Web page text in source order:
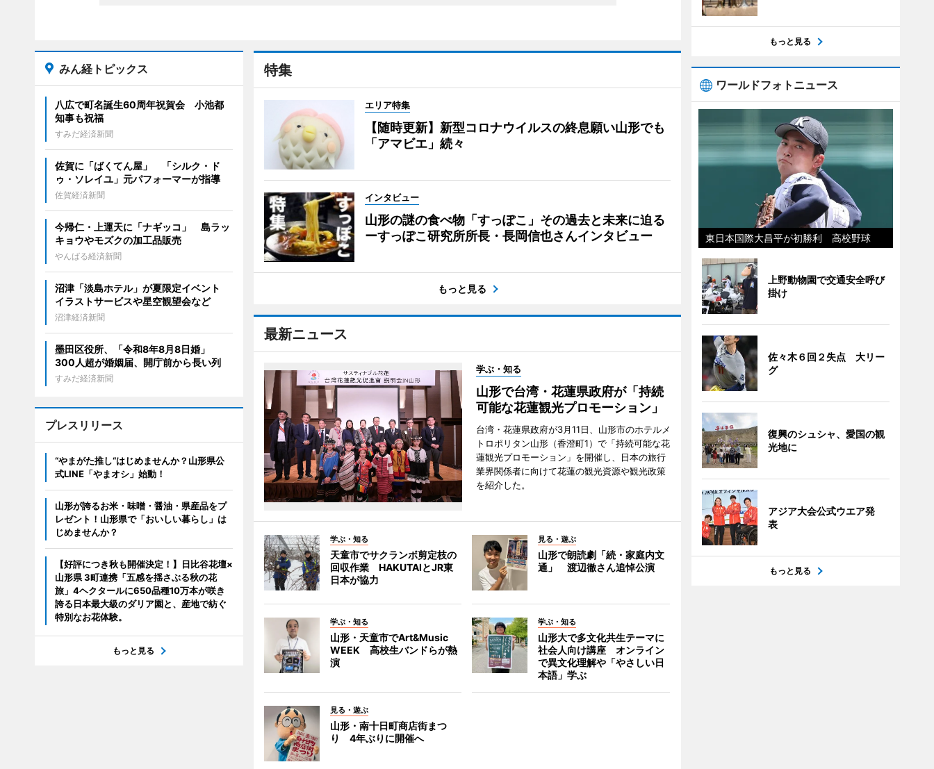
特集
エリア特集
【随時更新】新型コロナウイルスの終息願い山形でも
「アマビエ」続々
インタビュー
山形の謎の食べ物「すっぽこ」その過去と未来に迫る
ーすっぽこ研究所所長・長岡信也さんインタビュー
もっと見る
最新ニュース
学ぶ・知る
山形で台湾・花蓮県政府が「持続
可能な花蓮観光プロモーション」
台湾・花蓮県政府が3月11日、山形市のホテルメ
トロポリタン山形（香澄町1）で「持続可能な花
蓮観光プロモーション」を開催し、日本の旅行
業界関係者に向けて花蓮の観光資源や観光政策
を紹介した。
学ぶ・知る
天童市でサクランボ剪定枝の
回収作業 HAKUTAIとJR東
日本が協力
見る・遊ぶ
山形で朗読劇「続・家庭内文
通」 渡辺徹さん追悼公演
学ぶ・知る
山形・天童市でArt&Music
WEEK 高校生バンドらが熱
演
学ぶ・知る
山形大で多文化共生テーマに
社会人向け講座 オンライン
で異文化理解や「やさしい日
本語」学ぶ
見る・遊ぶ
山形・南十日町商店街まつ
り 4年ぶりに開催へ
みん経トピックス
八広で町名誕生60周年祝賀会 小池都
知事も祝福
すみだ経済新聞
佐賀に「ばくてん屋」 「シルク・ド
ゥ・ソレイユ」元パフォーマーが指導
佐賀経済新聞
今帰仁・上運天に「ナギッコ」 島ラッ
キョウやモズクの加工品販売
やんばる経済新聞
沼津「淡島ホテル」が夏限定イベント
イラストサービスや星空観望会など
沼津経済新聞
墨田区役所、「令和8年8月8日婚」
300人超が婚姻届、開庁前から長い列
すみだ経済新聞
プレスリリース
“やまがた推し“はじめませんか？山形県公
式LINE「やまオシ」始動！
山形が誇るお米・味噌・醤油・県産品をプ
レゼント！山形県で「おいしい暮らし」は
じめませんか？
【好評につき秋も開催決定！】日比谷花壇×
山形県 3町連携「五感を揺さぶる秋の花
旅」4ヘクタールに650品種10万本が咲き
誇る日本最大級のダリア園と、産地で紡ぐ
特別なお花体験。
もっと見る
もっと見る
ワールドフォトニュース
東日本国際大昌平が初勝利 高校野球
上野動物園で交通安全呼び
掛け
佐々木６回２失点 大リー
グ
復興のシュシャ、愛国の観
光地に
アジア大会公式ウエア発
表
もっと見る